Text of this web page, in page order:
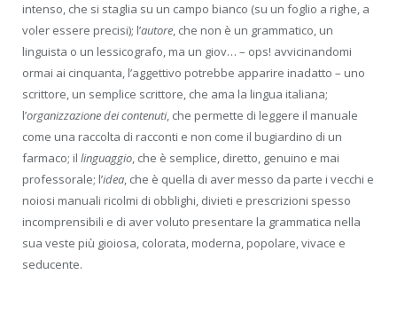
intenso, che si staglia su un campo bianco (su un foglio a righe, a
voler essere precisi); l’autore, che non è un grammatico, un
linguista o un lessicografo, ma un giov… – ops! avvicinandomi
ormai ai cinquanta, l’aggettivo potrebbe apparire inadatto – uno
scrittore, un semplice scrittore, che ama la lingua italiana;
l’organizzazione dei contenuti, che permette di leggere il manuale
come una raccolta di racconti e non come il bugiardino di un
farmaco; il linguaggio, che è semplice, diretto, genuino e mai
professorale; l’idea, che è quella di aver messo da parte i vecchi e
noiosi manuali ricolmi di obblighi, divieti e prescrizioni spesso
incomprensibili e di aver voluto presentare la grammatica nella
sua veste più gioiosa, colorata, moderna, popolare, vivace e
seducente.